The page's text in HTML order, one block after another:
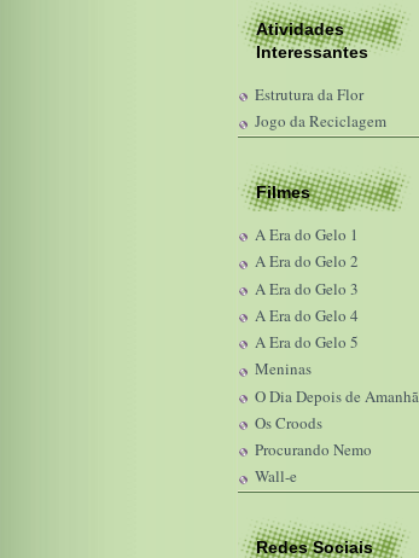
Atividades
Interessantes
Estrutura da Flor
Jogo da Reciclagem
Filmes
A Era do Gelo 1
A Era do Gelo 2
A Era do Gelo 3
A Era do Gelo 4
A Era do Gelo 5
Meninas
O Dia Depois de Amanhã
Os Croods
Procurando Nemo
Wall-e
Redes Sociais